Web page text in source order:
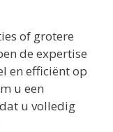
of grotere
de expertise
en efficiënt op
u een
u volledig